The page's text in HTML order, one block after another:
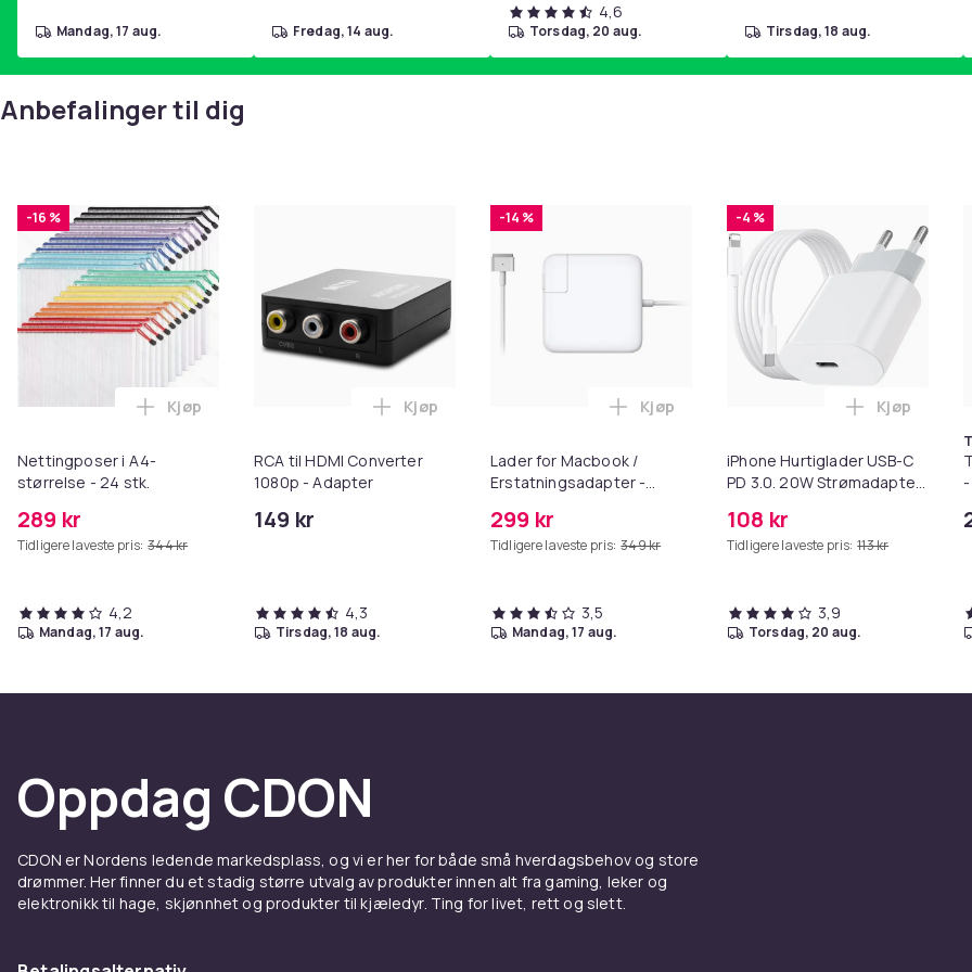
mandag, 17 aug. fredag, 14 aug.
4,6
torsdag, 20 aug. tirsdag, 18 aug.
Anbefalinger til dig
-16 %
Nettingposer i A4-
størrelse - 24 stk.
289 kr
Tidligere laveste pris: 344 kr
Legg Nettingposer i A4-størrelse - 24 stk. i handlekurven
Kjøp
4,2
mandag, 17 aug.
RCA til HDMI Converter
1080p - Adapter
149 kr
Legg RCA til HDMI Converter 1080p - Adapter i handlekurven
Kjøp
4,3
tirsdag, 18 aug.
-14 %
Lader for Macbook /
Erstatningsadapter -
299 kr
Tidligere laveste pris: 349 kr
Legg Lader for Macbook /
Kjøp
3,5
mandag, 17 aug.
-4 %
iPhone Hurtiglader USB-C
PD 3.0. 20W Strømadapter
108 kr
Tidligere laveste pris: 113 kr
Legg
Kjøp
3,9
torsdag, 20 aug.
-
Oppdag CDON
CDON er Nordens ledende markedsplass, og vi er her for både små hverdagsbehov og store
drømmer. Her finner du et stadig større utvalg av produkter innen alt fra gaming, leker og
elektronikk til hage, skjønnhet og produkter til kjæledyr. Ting for livet, rett og slett.